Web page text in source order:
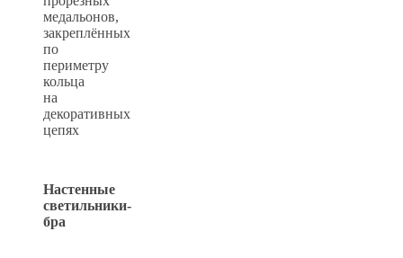
медальонов,
закреплённых
по
периметру
кольца
на
декоративных
цепях
Настенные
светильники-
бра